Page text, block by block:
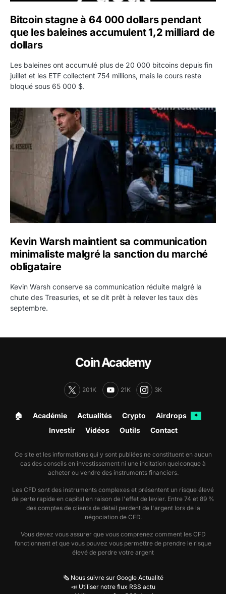
Bitcoin stagne à 64 000 dollars pendant
que les baleines accumulent 1,2 milliard de
dollars
Les baleines ont accumulé plus de 20 000 bitcoins depuis fin
juillet et les ETF collectent 754 millions, mais le cours reste
bloqué sous 65 000 $.
Kevin Warsh maintient sa communication minimaliste
Kevin Warsh maintient sa communication
minimaliste malgré la sanction du marché
obligataire
Kevin Warsh conserve sa communication réduite malgré la
chute des Treasuries, et se dit prêt à relever les taux dès
septembre.
Coin Academy
201K 21K 3K
🏠︎ Académie Actualités Crypto Airdrops ✦
Investir Vidéos Outils Contact
Ce site et les informations qui y sont publiées ne constituent en aucun
cas des conseils en investissement ni une incitation quelconque à
acheter ou vendre des instruments financiers.
Les CFD sont des instruments complexes et présentent un risque élevé
de perte rapide en capital en raison de l'effet de levier. Entre 74 et 89 %
des comptes de clients de détail perdent de l'argent lors de la
négociation de CFD.
Vous devez vous assurer que vous comprenez comment les CFD
fonctionnent et que vous pouvez vous permettre de prendre le risque
élevé de perdre votre argent
🗞️ Nous suivre sur Google Actualité
📣 Utiliser notre flux RSS actu